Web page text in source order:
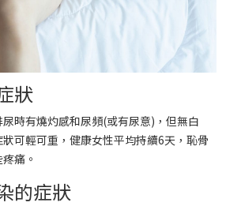
狀
時有燒灼感和尿頻(或有尿意)，但無白
可輕可重，健康女性平均持續6天，恥骨
痛。
的症狀